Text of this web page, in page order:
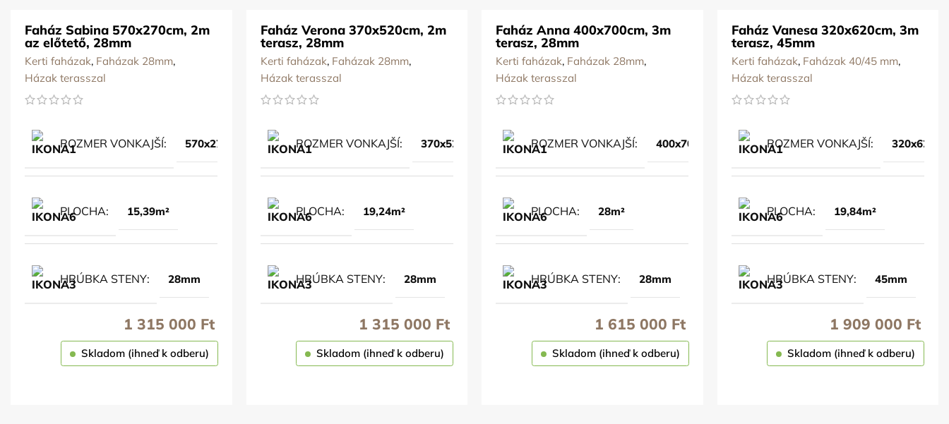
Faház Sabina 570x270cm, 2m
az előtető, 28mm
Kerti faházak, Faházak 28mm,
Házak terasszal
ROZMER VONKAJŠÍ 570x270cm
PLOCHA 15,39m²
HRÚBKA STENY 28mm
1 315 000 Ft
Skladom (ihneď k odberu)
Faház Verona 370x520cm, 2m
terasz, 28mm
Kerti faházak, Faházak 28mm,
Házak terasszal
ROZMER VONKAJŠÍ 370x520cm
PLOCHA 19,24m²
HRÚBKA STENY 28mm
1 315 000 Ft
Skladom (ihneď k odberu)
Faház Anna 400x700cm, 3m
terasz, 28mm
Kerti faházak, Faházak 28mm,
Házak terasszal
ROZMER VONKAJŠÍ 400x700cm
PLOCHA 28m²
HRÚBKA STENY 28mm
1 615 000 Ft
Skladom (ihneď k odberu)
Faház Vanesa​ 320x620cm, 3m
terasz, 45mm
Kerti faházak, Faházak 40/45 mm,
Házak terasszal
ROZMER VONKAJŠÍ
PLOCHA 19,84m²
HRÚBKA STENY 45mm
1 909 000 Ft
Skladom (ihneď k odberu)